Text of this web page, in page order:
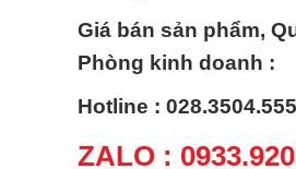
Giá bán sản phẩm,
Phòng kinh doanh :
Hotline :
ZALO :